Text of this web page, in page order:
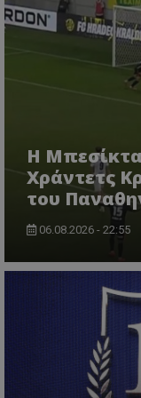
Η
Χράντετς
του
06.08.2026 - 22:55